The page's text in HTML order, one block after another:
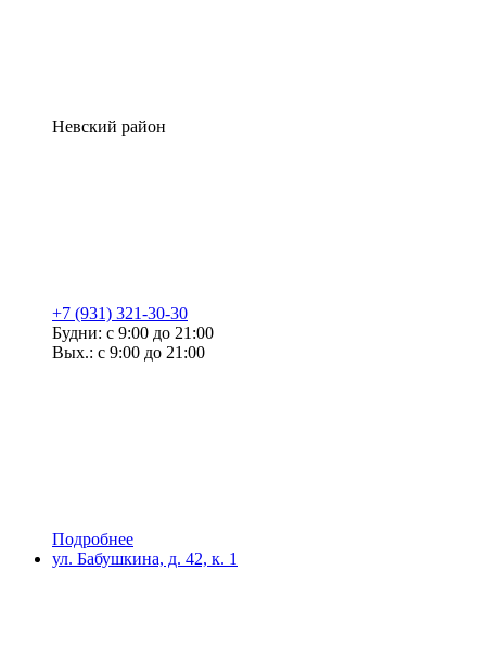
Невский район
+7 (931) 321-30-30
Будни: с 9:00 до 21:00
Вых.: с 9:00 до 21:00
Подробнее
ул. Бабушкина, д. 42, к. 1